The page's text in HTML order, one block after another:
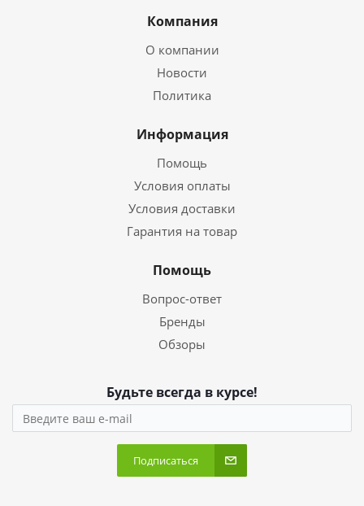
Компания
О компании
Новости
Политика
Информация
Помощь
Условия оплаты
Условия доставки
Гарантия на товар
Помощь
Вопрос-ответ
Бренды
Обзоры
Будьте всегда в курсе!
Подписаться